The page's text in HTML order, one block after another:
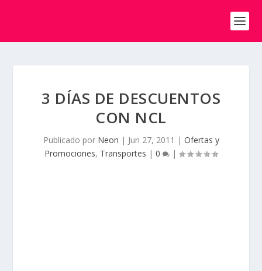
3 DÍAS DE DESCUENTOS
CON NCL
Publicado por Neon | Jun 27, 2011 | Ofertas y
Promociones, Transportes | 0 |